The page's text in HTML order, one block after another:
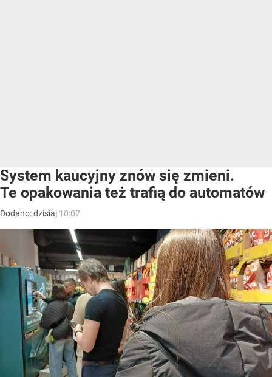
System kaucyjny znów się zmieni.
Te opakowania też trafią do automatów
Dodano:dzisiaj 10:07